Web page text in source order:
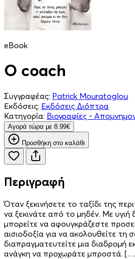
eBook
Ο coach
Συγγραφέας: Patrick Mouratoglou
Εκδόσεις: Εκδόσεις Διόπτρα
Κατηγορία: Βιογραφίες -
Aγορά τώρα με 8.99€
Προσθήκη στο καλάθι
Περιγραφή
Όταν ξεκινήσετε το ταξίδι της
να ξεκινάτε από το μηδέν. Με
μπορείτε να αφουγκράζεστε
αισιοδοξία για να ακολουθείτε
διαπραγματευτείτε μια διαδρομή
ανάγκη να προχωράτε μπροστά. […]